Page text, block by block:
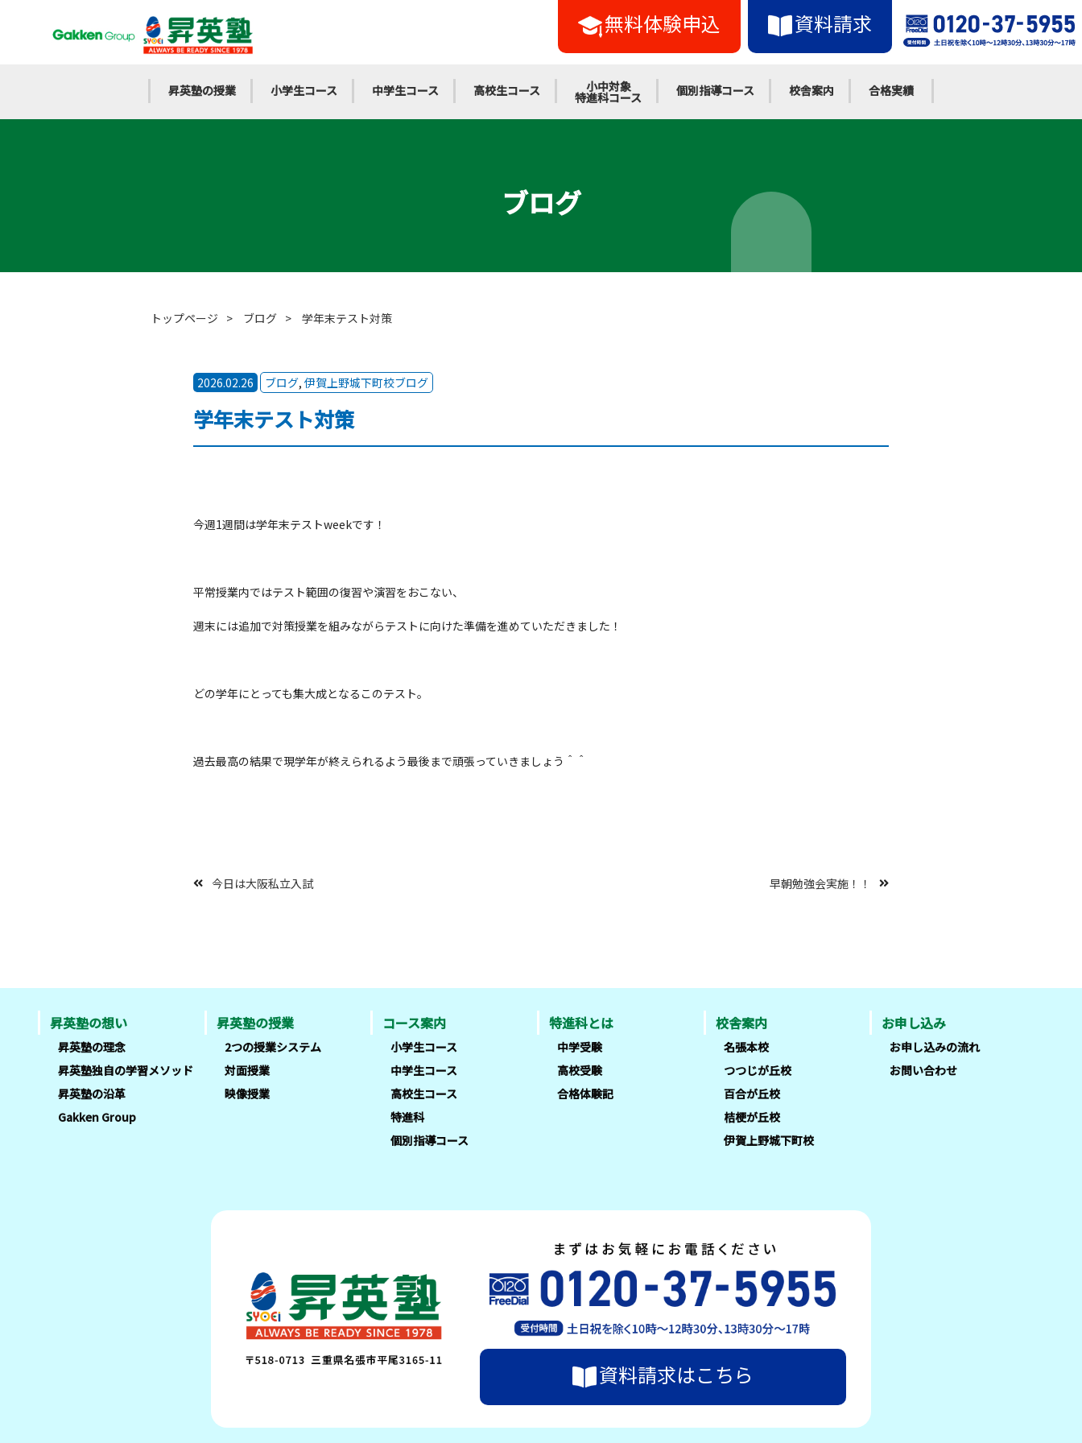
無料体験申込 資料請求
昇英塾の授業 小学生コース 中学生コース 高校生コース 小中対象
特進科コース 個別指導コース 校舎案内 合格実績
ブログ
トップページ > ブログ > 学年末テスト対策
2026.02.26 ブログ, 伊賀上野城下町校ブログ
学年末テスト対策
今週1週間は学年末テストweekです！
平常授業内ではテスト範囲の復習や演習をおこない、
週末には追加で対策授業を組みながらテストに向けた準備を進めていただきました！
どの学年にとっても集大成となるこのテスト。
過去最高の結果で現学年が終えられるよう最後まで頑張っていきましょう＾＾
今日は大阪私立入試 早朝勉強会実施！！
昇英塾の想い
昇英塾の理念
昇英塾独自の学習メソッド
昇英塾の沿革
Gakken Group
昇英塾の授業
2つの授業システム
対面授業
映像授業
コース案内
小学生コース
中学生コース
高校生コース
特進科
個別指導コース
特進科とは
中学受験
高校受験
合格体験記
校舎案内
名張本校
つつじが丘校
百合が丘校
桔梗が丘校
伊賀上野城下町校
お申し込み
お申し込みの流れ
お問い合わせ
資料請求はこちら